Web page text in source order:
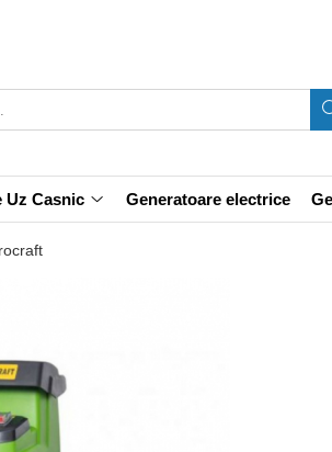
Uz Casnic Generatoare electrice